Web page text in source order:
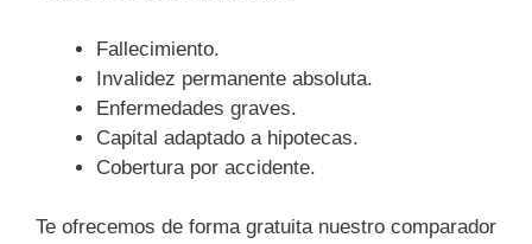
Fallecimiento.
Invalidez permanente absoluta.
Enfermedades graves.
Capital adaptado a hipotecas.
Cobertura por accidente.
Te ofrecemos de forma gratuita nuestro comparador